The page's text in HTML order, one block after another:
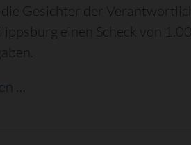
Gesichter der
einen Scheck von
…
mehr